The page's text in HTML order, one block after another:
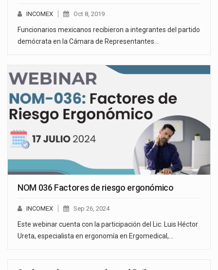
INCOMEX Oct 8, 2019
Funcionarios mexicanos recibieron a integrantes del partido
demócrata en la Cámara de Representantes…
NOM 036 Factores de riesgo ergonómico
INCOMEX Sep 26, 2024
Este webinar cuenta con la participación del Lic. Luis Héctor
Ureta, especialista en ergonomía en Ergomedical,…